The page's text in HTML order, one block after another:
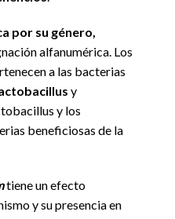
por su género,
alfanumérica. Los
a las bacterias
y
y los
beneficiosas de la
tiene un efecto
y su presencia en